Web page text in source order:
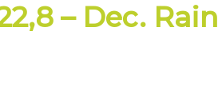
– Dec. Rain